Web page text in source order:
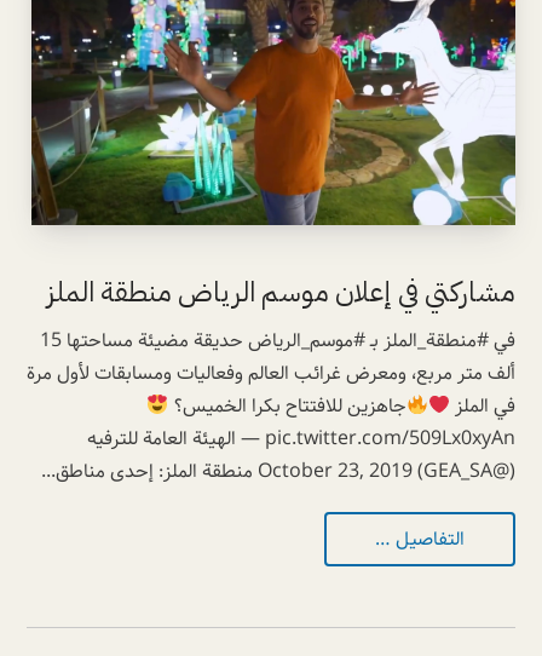
مشاركتي في إعلان موسم الرياض منطقة الملز
في #منطقة_الملز بـ #موسم_الرياض حديقة مضيئة مساحتها 15
ألف متر مربع، ومعرض غرائب العالم وفعاليات ومسابقات لأول مرة
في الملز
جاهزين للافتتاح بكرا الخميس؟
pic.twitter.com/509Lx0xyAn — الهيئة العامة للترفيه
(@GEA_SA) October 23, 2019 منطقة الملز: إحدى مناطق...
التفاصيل …